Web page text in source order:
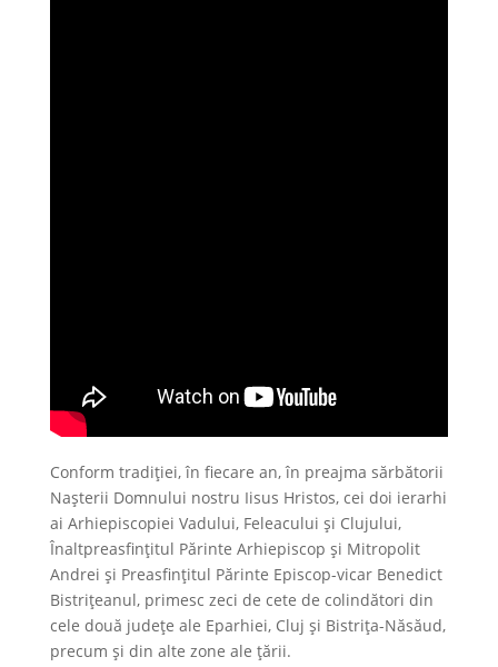
Conform tradiției, în fiecare an, în preajma sărbătorii
Nașterii Domnului nostru Iisus Hristos, cei doi ierarhi
ai Arhiepiscopiei Vadului, Feleacului și Clujului,
Înaltpreasfințitul Părinte Arhiepiscop și Mitropolit
Andrei și Preasfințitul Părinte Episcop-vicar Benedict
Bistrițeanul, primesc zeci de cete de colindători din
cele două județe ale Eparhiei, Cluj și Bistrița-Năsăud,
precum și din alte zone ale țării.